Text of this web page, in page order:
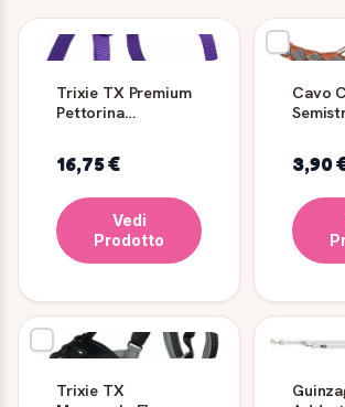
Trixie TX Premium
Pettorina
16,75 €
Vedi
Prodotto
Cavo
3,90
Trixie TX